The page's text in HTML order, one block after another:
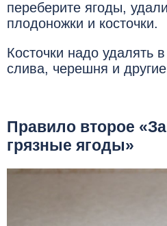
переберите ягоды,
плодоножки и косточки.
Косточки надо удалять
слива, черешня и
Правило второе
грязные ягоды»